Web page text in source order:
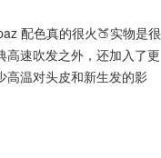
配色真的很火🍑实物是很
高速吹发之外，还加入了更
高温对头皮和新生发的影